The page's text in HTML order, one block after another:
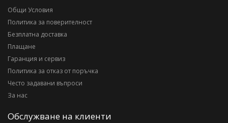
Общи Условия
Политика за поверителност
Безплатна доставка
Плащане
Гаранция и сервиз
Политика за отказ от поръчка
Често задавани въпроси
За нас
Обслужване на клиенти